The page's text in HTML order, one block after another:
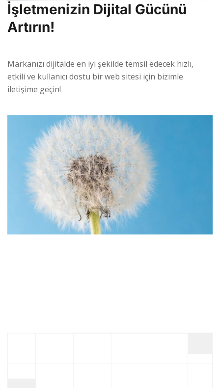
İşletmenizin Dijital Gücünü
Artırın!
Markanızı dijitalde en iyi şekilde temsil edecek hızlı,
etkili ve kullanıcı dostu bir web sitesi için bizimle
iletişime geçin!